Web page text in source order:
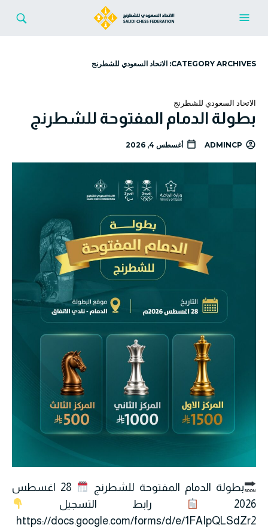
CATEGORY ARCHIVES: الاتحاد السعودي للشطرنج
الاتحاد السعودي للشطرنج
بطولة الدمام المفتوحة للشطرنج
ADMINCP أغسطس 4, 2026
بطولة الدمام المفتوحة للشطرنج ‏
28 اغسطس
2026 ‏
رابط التسجيل
https://docs.google.com/forms/d/e/1FAIpQLSdZr2